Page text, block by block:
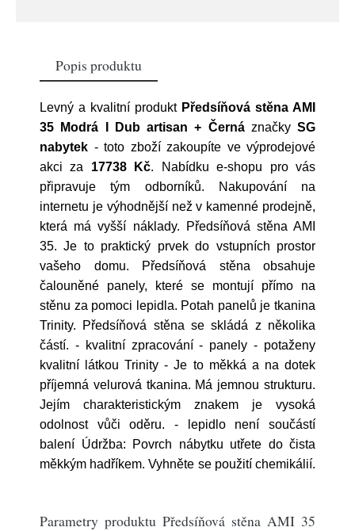
Popis produktu
Levný a kvalitní produkt Předsíňová stěna AMI
35 Modrá I Dub artisan + Černáznačky SG
nabytek - toto zboží zakoupíte ve výprodejové
akci za 17738 Kč. Nabídku e-shopu pro vás
připravuje tým odborníků. Nakupování na
internetu je výhodnější než v kamenné prodejně,
která má vyšší náklady. Předsíňová stěna AMI
35. Je to praktický prvek do vstupních prostor
vašeho domu. Předsíňová stěna obsahuje
čalouněné panely, které se montují přímo na
stěnu za pomoci lepidla. Potah panelů je tkanina
Trinity. Předsíňová stěna se skládá z několika
částí. - kvalitní zpracování - panely - potaženy
kvalitní látkou Trinity - Je to měkká a na dotek
příjemná velurová tkanina. Má jemnou strukturu.
Jejím charakteristickým znakem je vysoká
odolnost vůči oděru. - lepidlo není součástí
balení Údržba: Povrch nábytku utřete do čista
měkkým hadříkem. Vyhněte se použití chemikálií.
Parametry produktu Předsíňová stěna AMI 35